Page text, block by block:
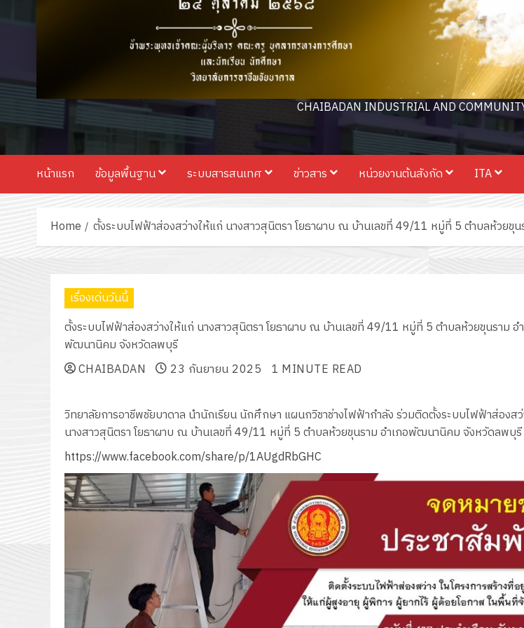
CHAIBADAN INDUSTRIAL AND
หน้าแรก ข้อมูลพื้นฐาน ระบบสารสนเทศ ข่าวสาร หน่วยงานต้นสังกัด ITA
Home ตั้งระบบไฟฟ้าส่องสว่างให้แก่ นางสาวสุนิตรา โยธาผาบ ณ บ้านเลขที่ 49/11 หมู่ที่ 5 ตำบลห้วย
เรื่องเด่นวันนี้
ตั้งระบบไฟฟ้าส่องสว่างให้แก่ นางสาวสุนิตรา โยธาผาบ ณ บ้านเลขที่ 49/11 หมู่ที่ 5 ตำบลห้วยขุนราม อ
พัฒนานิคม จังหวัดลพบุรี
CHAIBADAN
23 กันยายน 2025 1 MINUTE READ
วิทยาลัยการอาชีพชัยบาดาล นำนักเรียน นักศึกษา แผนกวิชาช่างไฟฟ้ากำลัง ร่วมติดตั้งระบบไฟฟ้าส่องส
นางสาวสุนิตรา โยธาผาบ ณ บ้านเลขที่ 49/11 หมู่ที่ 5 ตำบลห้วยขุนราม อำเภอพัฒนานิคม จังหวัดลพบุรี
https://www.facebook.com/share/p/1AUgdRbGHC